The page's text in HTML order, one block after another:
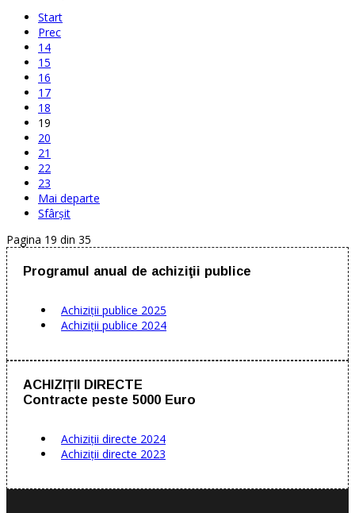
Start
Prec
14
15
16
17
18
19
20
21
22
23
Mai departe
Sfârșit
Pagina 19 din 35
Programul anual de achiziţii publice
Achiziţii publice 2025
Achiziţii publice 2024
ACHIZIȚII DIRECTE
Contracte peste 5000 Euro
Achiziții directe 2024
Achiziții directe 2023